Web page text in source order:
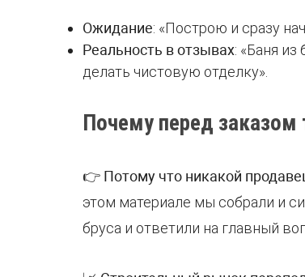
Ожидание: «Построю и сразу
Реальность в отзывах: «Баня
делать чистовую отделку».
Почему перед заказом
👉 Потому что никакой
этом материале мы собрали и
бруса и ответили на главный